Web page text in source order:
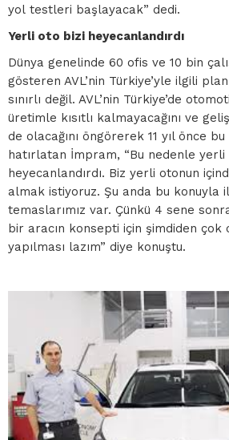
yol testleri başlayacak” dedi.
Yerli oto bizi heyecanlandırdı
Dünya genelinde 60 ofis ve 10 bin
gösteren AVL’nin Türkiye’yle ilgili
sınırlı değil. AVL’nin Türkiye’de
üretimle kısıtlı kalmayacağını ve
de olacağını öngörerek 11 yıl önce
hatırlatan İmpram, “Bu nedenle
heyecanlandırdı. Biz yerli otonun
almak istiyoruz. Şu anda bu konuyla
temaslarımız var. Çünkü 4 sene
bir aracın konsepti için şimdiden çok
yapılması lazım” diye konuştu.